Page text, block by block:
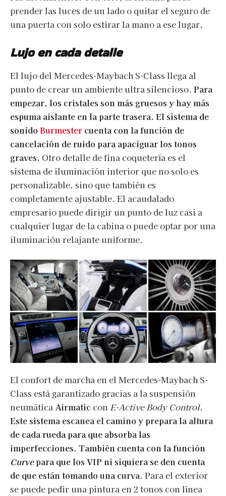
prender las luces de un lado o quitar el seguro de
una puerta con solo estirar la mano a ese lugar.
Lujo en cada detalle
El lujo del Mercedes-Maybach S-Class llega al
punto de crear un ambiente ultra silencioso. Para
empezar, los cristales son más gruesos y hay más
espuma aislante en la parte trasera. El sistema de
sonido Burmester cuenta con la función de
cancelación de ruido para apaciguar los tonos
graves. Otro detalle de fina coquetería es el
sistema de iluminación interior que no solo es
personalizable, sino que también es
completamente ajustable. El acaudalado
empresario puede dirigir un punto de luz casi a
cualquier lugar de la cabina o puede optar por una
iluminación relajante uniforme.
El confort de marcha en el Mercedes-Maybach S-
Class está garantizado gracias a la suspensión
neumáticaAirmatic con E-Active Body Control.
Este sistema escanea el camino y prepara la altura
de cada rueda para que absorba las
imperfecciones. También cuenta con la función
Curvepara que los VIP ni siquiera se den cuenta
de que están tomando una curva. Para el exterior
se puede pedir una pintura en 2 tonos con línea